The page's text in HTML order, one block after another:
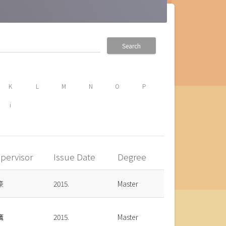
Search
K L M N O P
i
Issue Date Degree
2015. Master
2015. Master